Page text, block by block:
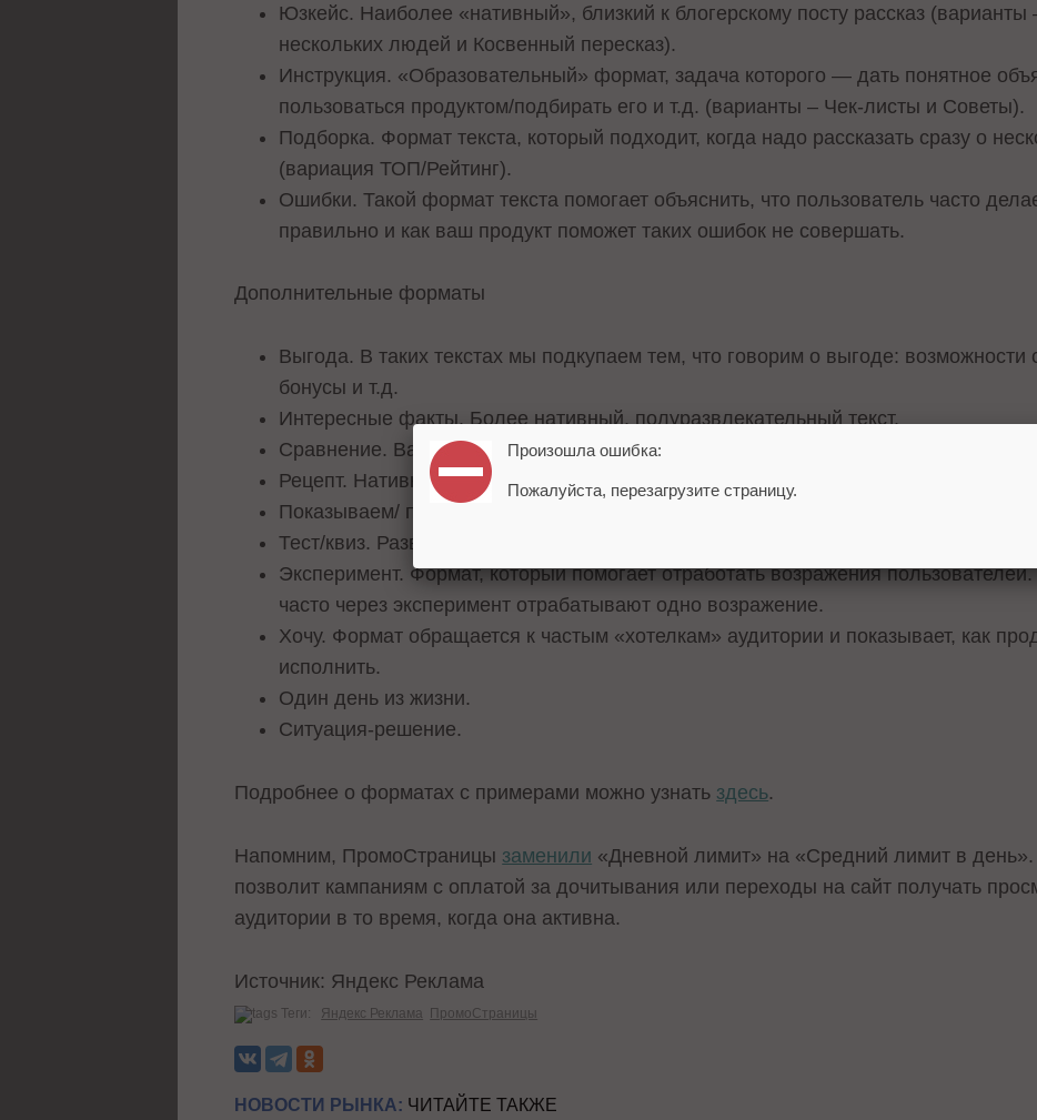
Юзкейс. Наиболее «нативный», близкий к блогерскому посту рассказ (варианты
нескольких людей и Косвенный пересказ).
Инструкция. «Образовательный» формат, задача которого — дать понятное
пользоваться продуктом/подбирать его и т.д. (варианты – Чек-листы и Советы).
Подборка. Формат текста, который подходит, когда надо рассказать сразу о
(вариация ТОП/Рейтинг).
Ошибки. Такой формат текста помогает объяснить, что пользователь часто
правильно и как ваш продукт поможет таких ошибок не совершать.
Дополнительные форматы
Выгода. В таких текстах мы подкупаем тем, что говорим о выгоде: возможности
бонусы и т.д.
Интересные факты. Более нативный, полуразвлекательный текст.
Сравнение. Вариант, когда нужно сравнить два продукта/решения и показать,
Рецепт. Нативный формат для еды.
Показываем/ посмотрите. Формат для продуктов, где важен визуал.
Тест/квиз. Развлекательно-охватный формат, который превращает статью в
Эксперимент. Формат, который помогает отработать возражения
часто через эксперимент отрабатывают одно возражение.
Хочу. Формат обращается к частым «хотелкам» аудитории и показывает, как
исполнить.
Один день из жизни.
Ситуация-решение.
Подробнее о форматах с примерами можно узнать здесь.
Напомним, ПромоСтраницы заменили «Дневной лимит» на «Средний лимит в день».
позволит кампаниям с оплатой за дочитывания или переходы на сайт получать
аудитории в то время, когда она активна.
Источник: Яндекс Реклама
Теги: Яндекс Реклама ПромоСтраницы
НОВОСТИ РЫНКА: ЧИТАЙТЕ ТАКЖЕ
Произошла ошибка:
Пожалуйста, перезагрузите страницу.